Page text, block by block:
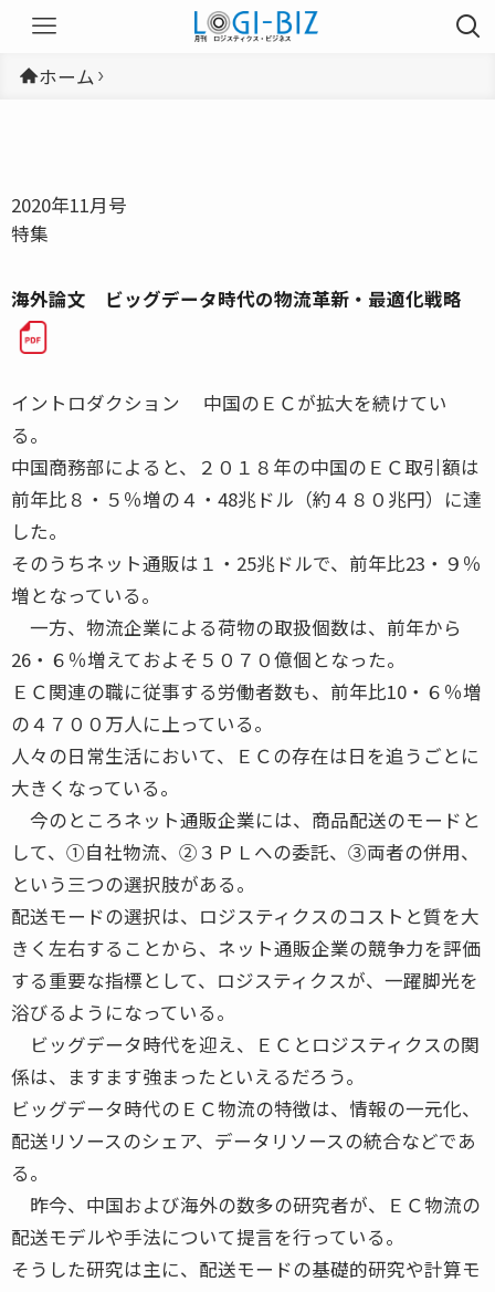
ホーム
2020年11月号
特集
海外論文 ビッグデータ時代の物流革新・最適化戦略
イントロダクション 中国のＥＣが拡大を続けてい
る。
中国商務部によると、２０１８年の中国のＥＣ取引額は
前年比８・５％増の４・48兆ドル（約４８０兆円）に達
した。
そのうちネット通販は１・25兆ドルで、前年比23・９％
増となっている。
一方、物流企業による荷物の取扱個数は、前年から
26・６％増えておよそ５０７０億個となった。
ＥＣ関連の職に従事する労働者数も、前年比10・６％増
の４７００万人に上っている。
人々の日常生活において、ＥＣの存在は日を追うごとに
大きくなっている。
今のところネット通販企業には、商品配送のモードと
して、①自社物流、②３ＰＬへの委託、③両者の併用、
という三つの選択肢がある。
配送モードの選択は、ロジスティクスのコストと質を大
きく左右することから、ネット通販企業の競争力を評価
する重要な指標として、ロジスティクスが、一躍脚光を
浴びるようになっている。
ビッグデータ時代を迎え、ＥＣとロジスティクスの関
係は、ますます強まったといえるだろう。
ビッグデータ時代のＥＣ物流の特徴は、情報の一元化、
配送リソースのシェア、データリソースの統合などであ
る。
昨今、中国および海外の数多の研究者が、ＥＣ物流の
配送モデルや手法について提言を行っている。
そうした研究は主に、配送モードの基礎的研究や計算モ